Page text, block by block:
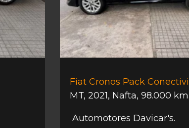
Fiat Cronos Pack
MT, 2021, Nafta, 98.000 km.
Automotores Davicar's.